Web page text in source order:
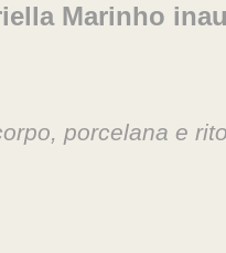
Marinho
porcelana e